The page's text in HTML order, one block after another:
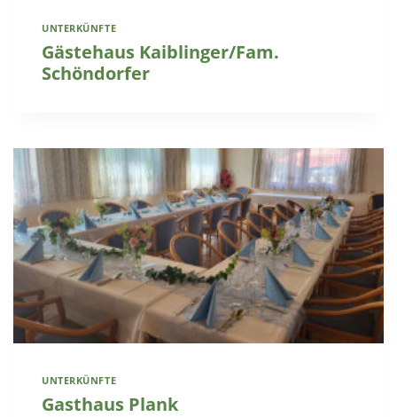
UNTERKÜNFTE
Gästehaus Kaiblinger/Fam.
Schöndorfer
UNTERKÜNFTE
Gasthaus Plank